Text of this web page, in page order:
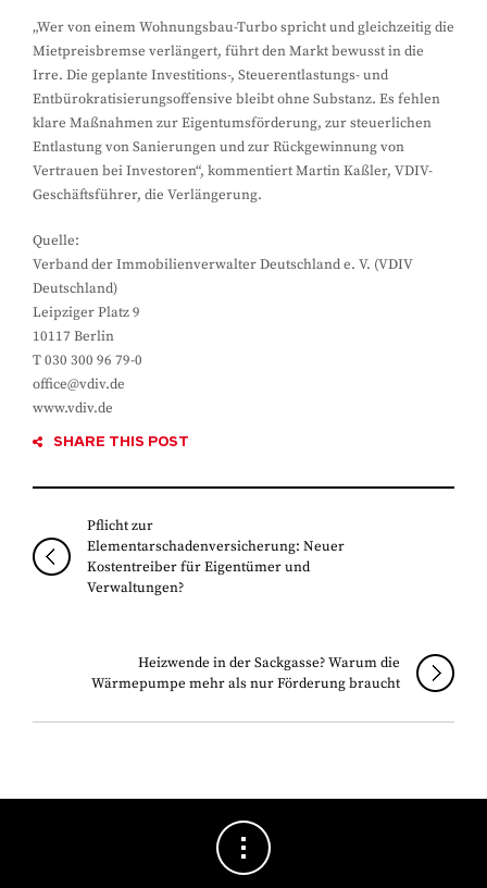
„Wer von einem Wohnungsbau-Turbo spricht und gleichzeitig die
Mietpreisbremse verlängert, führt den Markt bewusst in die
Irre. Die geplante Investitions-, Steuerentlastungs- und
Entbürokratisierungsoffensive bleibt ohne Substanz. Es fehlen
klare Maßnahmen zur Eigentumsförderung, zur steuerlichen
Entlastung von Sanierungen und zur Rückgewinnung von
Vertrauen bei Investoren“, kommentiert Martin Kaßler, VDIV-
Geschäftsführer, die Verlängerung.
Quelle:
Verband der Immobilienverwalter Deutschland e. V. (VDIV
Deutschland)
Leipziger Platz 9
10117 Berlin
T 030 300 96 79-0
office@vdiv.de
www.vdiv.de
SHARE THIS POST
Pflicht zur
Elementarschadenversicherung: Neuer
Kostentreiber für Eigentümer und
Verwaltungen?
Heizwende in der Sackgasse? Warum die
Wärmepumpe mehr als nur Förderung braucht